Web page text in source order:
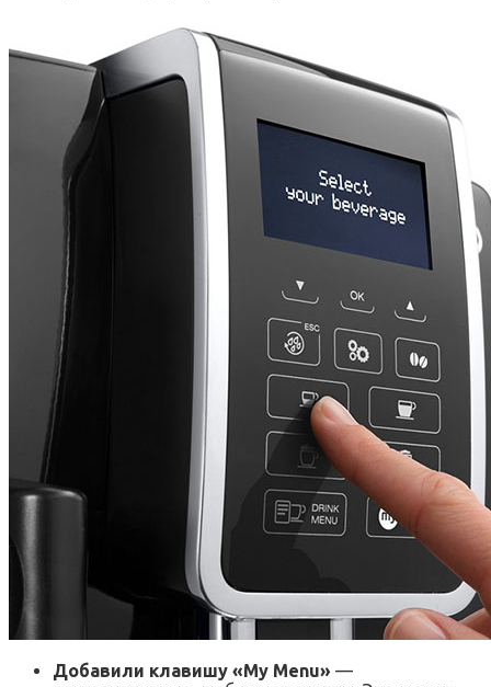
Добавили клавишу «My Menu» —